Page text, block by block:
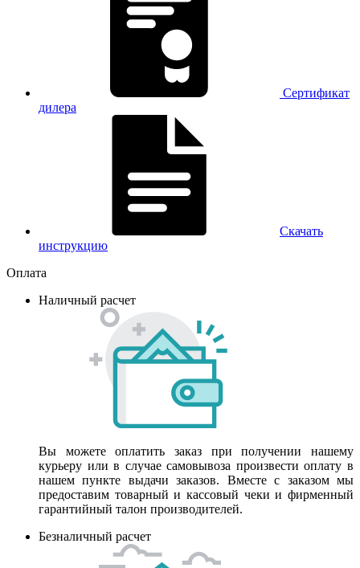
Сертификат
дилера
Скачать
инструкцию
Оплата
Наличный расчет
Вы можете оплатить заказ при получении нашему
курьеру или в случае самовывоза произвести оплату в
нашем пункте выдачи заказов. Вместе с заказом мы
предоставим товарный и кассовый чеки и фирменный
гарантийный талон производителей.
Безналичный расчет